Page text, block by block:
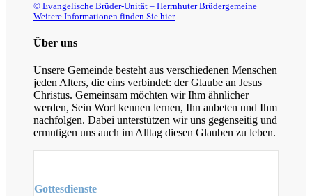
© Evangelische Brüder-Unität – Herrnhuter Brüdergemeine
Weitere Informationen finden Sie hier
Über uns
Unsere Gemeinde besteht aus verschiedenen Menschen
jeden Alters, die eins verbindet: der Glaube an Jesus
Christus. Gemeinsam möchten wir Ihm ähnlicher
werden, Sein Wort kennen lernen, Ihn anbeten und Ihm
nachfolgen. Dabei unterstützen wir uns gegenseitig und
ermutigen uns auch im Alltag diesen Glauben zu leben.
Gottesdienste